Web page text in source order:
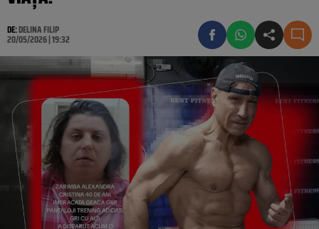
DE:DELINA FILIP
20/05/2026 | 19:32